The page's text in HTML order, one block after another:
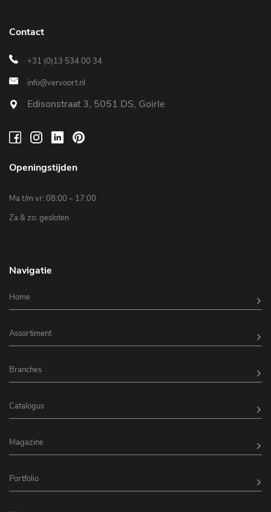
Contact
+31 (0)13 534 00 34
info@vervoort.nl
Edisonstraat 3, 5051 DS, Goirle
Openingstijden
Ma t/m vr: 08:00 – 17:00
Za & zo: gesloten
Navigatie
Home
Assortiment
Branches
Catalogus
Magazine
Portfolio